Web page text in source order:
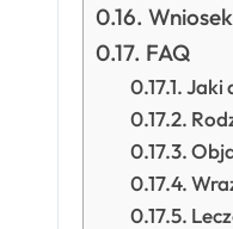
Wniosek
FAQ
Jaki